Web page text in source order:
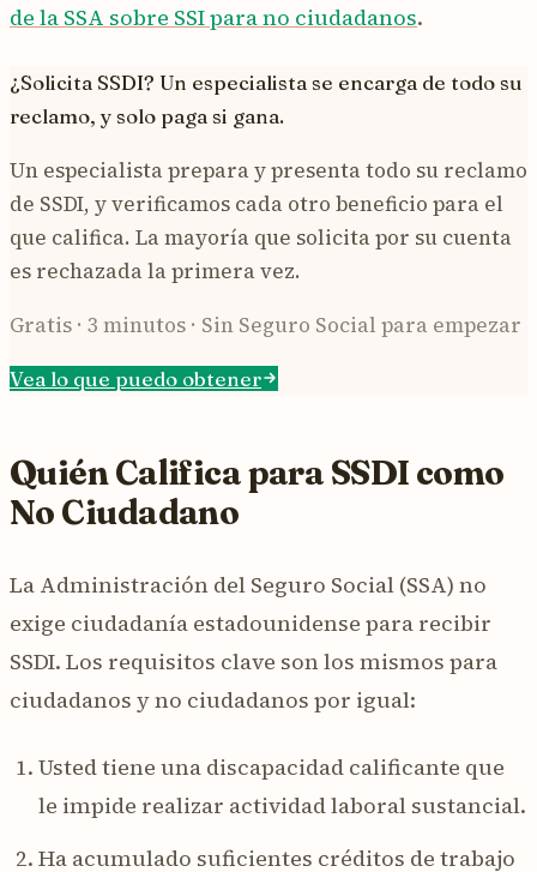
de la SSA sobre SSI para no ciudadanos.
¿Solicita SSDI? Un especialista se encarga de todo su
reclamo, y solo paga si gana.
Un especialista prepara y presenta todo su reclamo
de SSDI, y verificamos cada otro beneficio para el
que califica. La mayoría que solicita por su cuenta
es rechazada la primera vez.
Gratis · 3 minutos · Sin Seguro Social para empezar
Vea lo que puedo obtener
Quién Califica para SSDI como
No Ciudadano
La Administración del Seguro Social (SSA) no
exige ciudadanía estadounidense para recibir
SSDI. Los requisitos clave son los mismos para
ciudadanos y no ciudadanos por igual:
Usted tiene una discapacidad calificante que
le impide realizar actividad laboral sustancial.
Ha acumulado suficientes créditos de trabajo